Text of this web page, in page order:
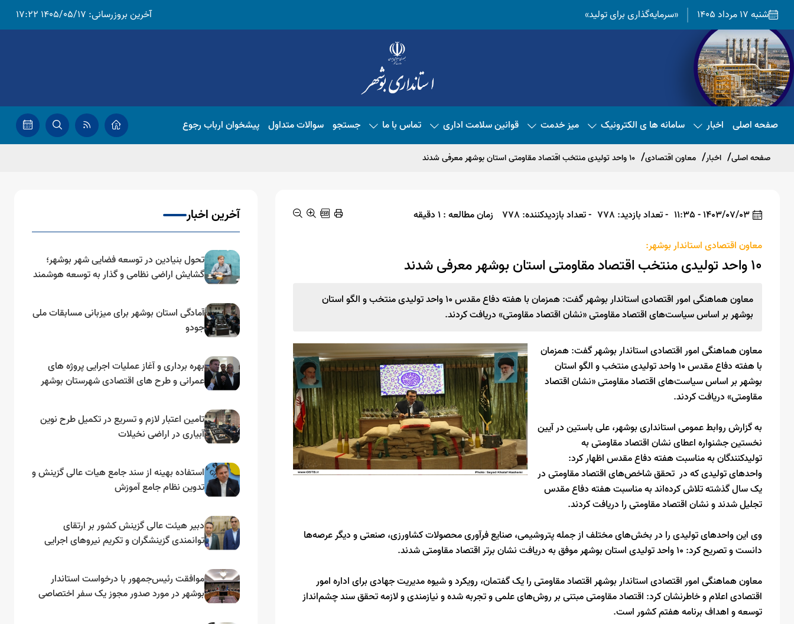
شنبه 17 مرداد 1405 «سرمایه‌گذاری برای تولید» آخرین بروزرسانی: 1405/05/17 17:22
صفحه اصلی اخبار سامانه ها ی الکترونیک میز خدمت قوانین سلامت اداری تماس با ما جستجو سوالات متداول پیشخوان ارباب رجوع
صفحه اصلی اخبار معاون اقتصادی ۱۰ واحد تولیدی منتخب اقتصاد مقاومتی استان بوشهر معرفی شدند
1403/07/03 - 11:35 - تعداد بازدید: 778 - تعداد بازدیدکننده: 778
زمان مطالعه : 1 دقیقه
معاون اقتصادی استاندار بوشهر:
۱۰ واحد تولیدی منتخب اقتصاد مقاومتی استان بوشهر معرفی شدند
معاون هماهنگی امور اقتصادی استاندار بوشهر گفت: همزمان با هفته دفاع مقدس ۱۰ واحد تولیدی منتخب و الگو استان
بوشهر بر اساس سیاست‌های اقتصاد مقاومتی «نشان اقتصاد مقاومتی» دریافت کردند.
معاون هماهنگی امور اقتصادی استاندار بوشهر گفت: همزمان
با هفته دفاع مقدس ۱۰ واحد تولیدی منتخب و الگو استان
بوشهر بر اساس سیاست‌های اقتصاد مقاومتی «نشان اقتصاد
مقاومتی» دریافت کردند.
به گزارش روابط عمومی استانداری بوشهر، علی باستین در آیین
نخستین جشنواره اعطای نشان اقتصاد مقاومتی به
تولیدکنندگان به مناسبت هفته دفاع مقدس اظهار کرد:
واحدهای تولیدی که در تحقق شاخص‌های اقتصاد مقاومتی در
یک سال گذشته تلاش کرده‌اند به مناسبت هفته دفاع مقدس
تجلیل شدند و نشان اقتصاد مقاومتی را دریافت کردند.
وی این واحدهای تولیدی را در بخش‌های مختلف از جمله پتروشیمی، صنایع فرآوری محصولات کشاورزی، صنعتی و دیگر عرصه‌ها
دانست و تصریح کرد: 10 واحد تولیدی استان بوشهر موفق به دریافت نشان برتر اقتصاد مقاومتی شدند.
معاون هماهنگی امور اقتصادی استاندار بوشهر اقتصاد مقاومتی را یک گفتمان، رویکرد و شیوه مدیریت جهادی برای اداره امور
اقتصادی اعلام و خاطرنشان کرد: اقتصاد مقاومتی مبتنی بر روش‌های علمی و تجربه شده و نیازمندی و لازمه تحقق سند چشم‌انداز
توسعه‌ و اهداف برنامه هفتم کشور است.
آخرین اخبار
تحول بنیادین در توسعه فضایی شهر بوشهر؛
گشایش اراضی نظامی و گذار به توسعه هوشمند
آمادگی استان بوشهر برای میزبانی مسابقات ملی
جودو
بهره برداری و آغاز عملیات اجرایی پروژه های
عمرانی و طرح های اقتصادی شهرستان بوشهر
تامین اعتبار لازم و تسریع در تکمیل طرح نوین
آبیاری در اراضی نخیلات
استفاده بهینه از سند جامع هیات عالی گزینش و‌
تدوین نظام جامع آموزش
دبیر هیئت عالی گزینش کشور بر ارتقای
توانمندی گزینشگران و تکریم نیروهای اجرایی
موافقت رئیس‌جمهور با درخواست استاندار
بوشهر در مورد صدور مجوز یک سفر اختصاصی